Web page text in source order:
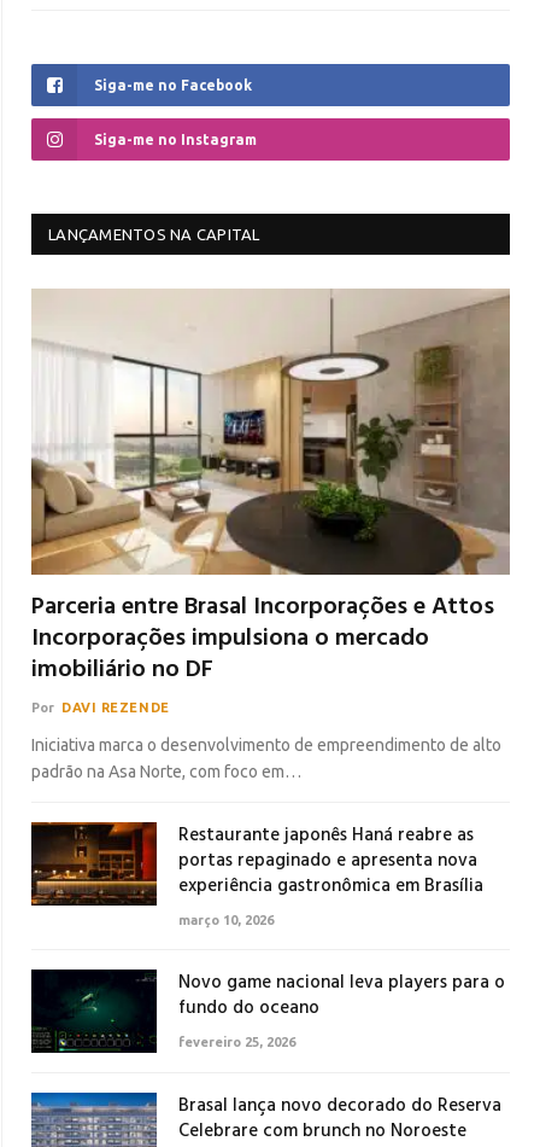
Siga-me no Facebook
Siga-me no Instagram
LANÇAMENTOS NA CAPITAL
Parceria entre Brasal Incorporações e Attos
Incorporações impulsiona o mercado
imobiliário no DF
Por DAVI REZENDE
Iniciativa marca o desenvolvimento de empreendimento de alto
padrão na Asa Norte, com foco em…
Restaurante japonês Haná reabre as
portas repaginado e apresenta nova
experiência gastronômica em Brasília
março 10, 2026
Novo game nacional leva players para o
fundo do oceano
fevereiro 25, 2026
Brasal lança novo decorado do Reserva
Celebrare com brunch no Noroeste